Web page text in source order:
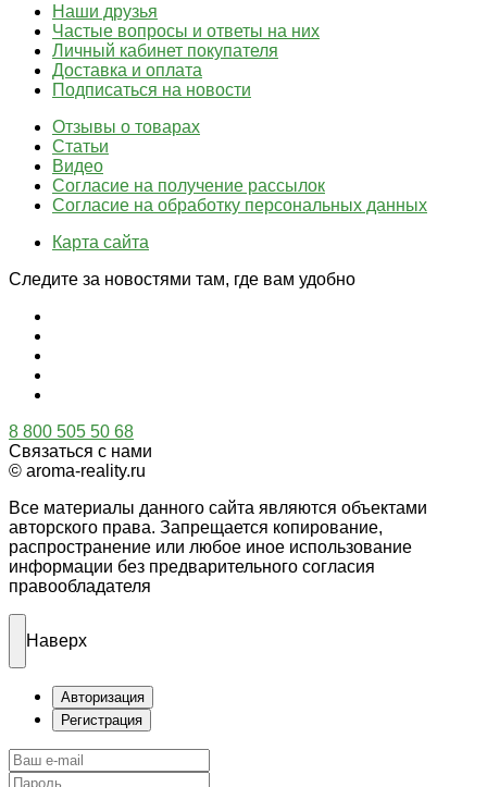
Наши друзья
Частые вопросы и ответы на них
Личный кабинет покупателя
Доставка и оплата
Подписаться на новости
Отзывы о товарах
Статьи
Видео
Согласие на получение рассылок
Согласие на обработку персональных данных
Карта сайта
Следите за новостями там, где вам удобно
8 800 505 50 68
Связаться с нами
© aroma-reality.ru
Все материалы данного сайта являются объектами
авторского права. Запрещается копирование,
распространение или любое иное использование
информации без предварительного согласия
правообладателя
Наверх
Авторизация
Регистрация